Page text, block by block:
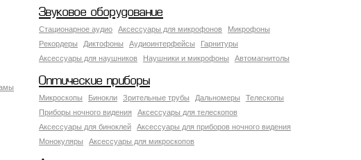
Звуковое оборудование
Стационарное аудио Аксессуары для микрофонов
Микрофоны
Рекордеры
Диктофоны Аудиоинтерфейсы
Гарнитуры
Аксессуары для наушников
Наушники и микрофоны Автомагнитолы
Оптические приборы
Микроскопы Бинокли Зрительные трубы Дальномеры
Телескопы
Приборы ночного видения
Аксессуары для телескопов
Аксессуары для биноклей
Аксессуары для приборов ночного видения
Монокуляры
Аксессуары для микроскопов